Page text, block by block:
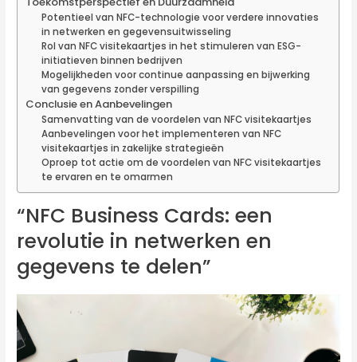
Potentieel van NFC-technologie voor verdere innovaties
in netwerken en gegevensuitwisseling
Rol van NFC visitekaartjes in het stimuleren van ESG-
initiatieven binnen bedrijven
Mogelijkheden voor continue aanpassing en bijwerking
van gegevens zonder verspilling
Conclusie en Aanbevelingen
Samenvatting van de voordelen van NFC visitekaartjes
Aanbevelingen voor het implementeren van NFC
visitekaartjes in zakelijke strategieën
Oproep tot actie om de voordelen van NFC visitekaartjes
te ervaren en te omarmen
“NFC Business Cards: een
revolutie in netwerken en
gegevens te delen”